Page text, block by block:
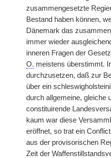
zusammengesetzte
Bestand haben können,
Dänemark das
immer wieder
inneren Fragen der
O. meistens überstimmt.
durchzusetzen, daß zur
über ein
durch allgemeine, gleiche
constituirende
kaum war diese
eröffnet, so trat ein
aus der provisorischen
Zeit der